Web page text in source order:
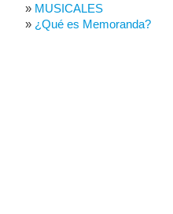
MUSICALES
¿Qué es Memoranda?